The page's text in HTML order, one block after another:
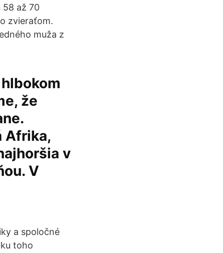
až 70
zvieraťom.
muža z
že
Afrika,
v
V
a spoločné
toho